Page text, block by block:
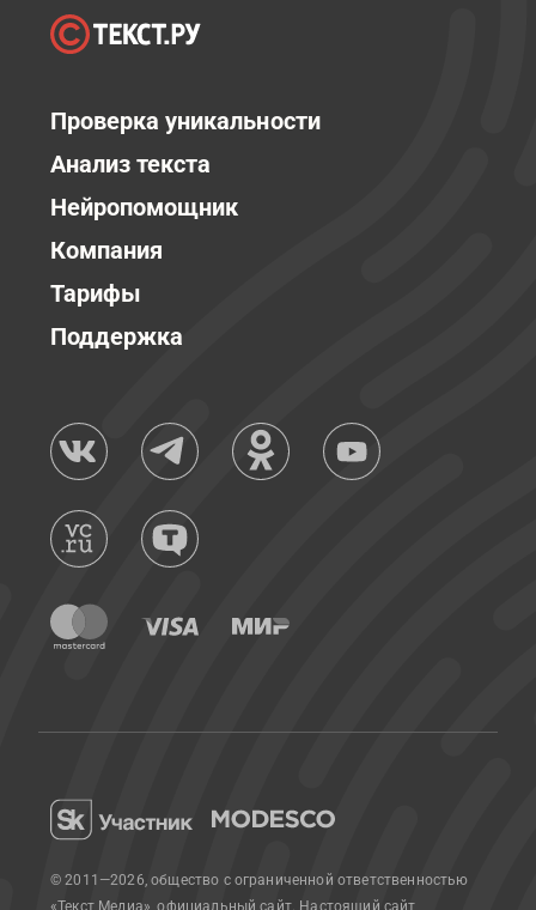
Проверка уникальности
Анализ текста
Нейропомощник
Компания
Тарифы
Поддержка
© 2011—2026, общество с ограниченной ответственностью
«Текст Медиа», официальный сайт. Настоящий сайт